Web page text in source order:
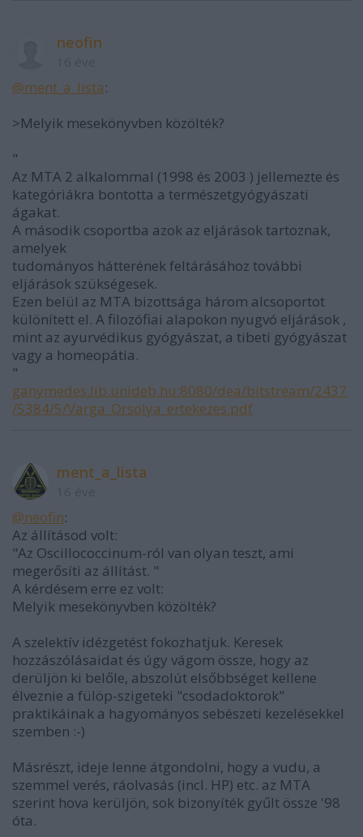
neofin
@ment_a_lista:
>Melyik mesekönyvben közölték?
"
Az MTA 2 alkalommal (1998 és 2003 ) jellemezte és
kategóriákra bontotta a természetgyógyászati
ágakat.
A második csoportba azok az eljárások tartoznak,
amelyek
tudományos hátterének feltárásához további
eljárások szükségesek.
Ezen belül az MTA bizottsága három alcsoportot
különített el. A filozófiai alapokon nyugvó eljárások ,
mint az ayurvédikus gyógyászat, a tibeti gyógyászat
vagy a homeopátia.
"
ganymedes.lib.unideb.hu:8080/dea/bitstream/2437
/5384/5/Varga_Orsolya_ertekezes.pdf
ment_a_lista
@neofin:
Az állításod volt:
"Az Oscillococcinum-ról van olyan teszt, ami
megerősíti az állítást. "
A kérdésem erre ez volt:
Melyik mesekönyvben közölték?
A szelektív idézgetést fokozhatjuk. Keresek
hozzászólásaidat és úgy vágom össze, hogy az
derüljön ki belőle, abszolút elsőbbséget kellene
élveznie a fülöp-szigeteki "csodadoktorok"
praktikáinak a hagyományos sebészeti kezelésekkel
szemben :-)
Másrészt, ideje lenne átgondolni, hogy a vudu, a
szemmel verés, ráolvasás (incl. HP) etc. az MTA
szerint hova kerüljön, sok bizonyíték gyűlt össze '98
óta.